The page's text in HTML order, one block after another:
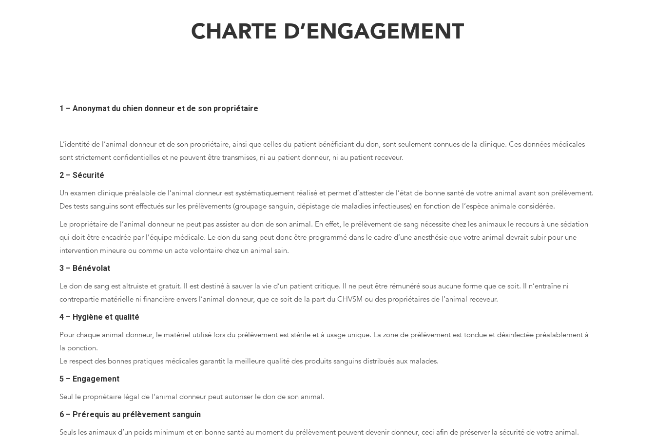
CHARTE D’ENGAGEMENT
1 – Anonymat du chien donneur et de son propriétaire
L’identité de l’animal donneur et de son propriétaire, ainsi que celles du patient bénéficiant du don, sont seulement connues de la clinique. Ces données médicales
sont strictement confidentielles et ne peuvent être transmises, ni au patient donneur, ni au patient receveur.
2 – Sécurité
Un examen clinique préalable de l’animal donneur est systématiquement réalisé et permet d’attester de l’état de bonne santé de votre animal avant son prélèvement.
Des tests sanguins sont effectués sur les prélèvements (groupage sanguin, dépistage de maladies infectieuses) en fonction de l’espèce animale considérée.
Le propriétaire de l’animal donneur ne peut pas assister au don de son animal. En effet, le prélèvement de sang nécessite chez les animaux le recours à une sédation
qui doit être encadrée par l’équipe médicale. Le don du sang peut donc être programmé dans le cadre d’une anesthésie que votre animal devrait subir pour une
intervention mineure ou comme un acte volontaire chez un animal sain.
3 – Bénévolat
Le don de sang est altruiste et gratuit. Il est destiné à sauver la vie d’un patient critique. Il ne peut être rémunéré sous aucune forme que ce soit. Il n’entraîne ni
contrepartie matérielle ni financière envers l’animal donneur, que ce soit de la part du CHVSM ou des propriétaires de l’animal receveur.
4 – Hygiène et qualité
Pour chaque animal donneur, le matériel utilisé lors du prélèvement est stérile et à usage unique. La zone de prélèvement est tondue et désinfectée préalablement à
la ponction.
Le respect des bonnes pratiques médicales garantit la meilleure qualité des produits sanguins distribués aux malades.
5 – Engagement
Seul le propriétaire légal de l’animal donneur peut autoriser le don de son animal.
6 – Prérequis au prélèvement sanguin
Seuls les animaux d’un poids minimum et en bonne santé au moment du prélèvement peuvent devenir donneur, ceci afin de préserver la sécurité de votre animal.